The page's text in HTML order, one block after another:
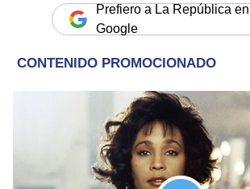
Prefiero a La República en
Google